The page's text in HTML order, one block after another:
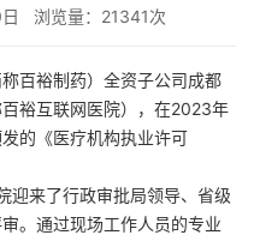
浏览量：21341次
百裕制药）全资子公司成都
裕互联网医院），在2023年
的《医疗机构执业许可
迎来了行政审批局领导、省级
。通过现场工作人员的专业